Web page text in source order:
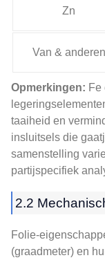
Zn
Van & anderen
Opmerkingen: Fe
taaiheid en
insluitsels die
samenstelling
partijspecifiek
2.2
Folie-
(graadmeter) en